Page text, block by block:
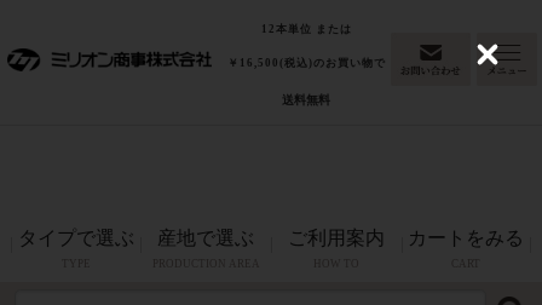
「東京ウイスキー&スピリッツコンペティション
2026(洋酒部門)」グレンファークラス17年カスクストレングスが
12本単位 または
￥16,500(税込)のお買い物で
送料無料
タイプで選ぶ 産地で選ぶ ご利用案内 カートをみる
C